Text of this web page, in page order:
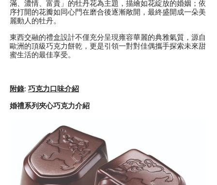
滿、濃情、富貴」的牡丹花為主題，描繪如花綻放的婚姻；依
序打開的花瓣如同心門在磨合後逐漸敞開，最終盛開成一朵美
麗動人的牡丹。
東西交融的禮盒設計不僅充分呈現雍容華麗的典雅氣質，源自
歐洲的頂級巧克力餅乾，更是引領一對對佳偶攜手探索未來甜
蜜生活的最佳享受。
附錄: 巧克力口味介紹
婚禮系列夾心巧克力介紹